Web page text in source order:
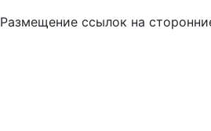
Размещение ссылок на